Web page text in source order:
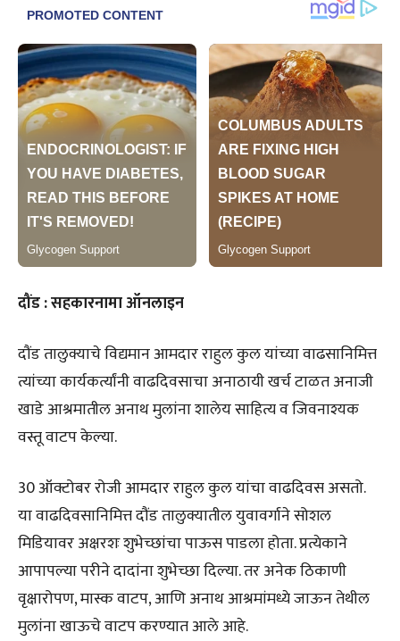
दौंड : सहकारनामा ऑनलाइन
दौंड तालुक्याचे विद्यमान आमदार राहुल कुल यांच्या वाढसानिमित्त
त्यांच्या कार्यकर्त्यांनी वाढदिवसाचा अनाठायी खर्च टाळत अनाजी
खाडे आश्रमातील अनाथ मुलांना शालेय साहित्य व जिवनाश्यक
वस्तू वाटप केल्या.
30 ऑक्टोबर रोजी आमदार राहुल कुल यांचा वाढदिवस असतो.
या वाढदिवसानिमित्त दौंड तालुक्यातील युवावर्गाने सोशल
मिडियावर अक्षरशः शुभेच्छांचा पाऊस पाडला होता. प्रत्येकाने
आपापल्या परीने दादांना शुभेच्छा दिल्या. तर अनेक ठिकाणी
वृक्षारोपण, मास्क वाटप, आणि अनाथ आश्रमांमध्ये जाऊन तेथील
मुलांना खाऊचे वाटप करण्यात आले आहे.